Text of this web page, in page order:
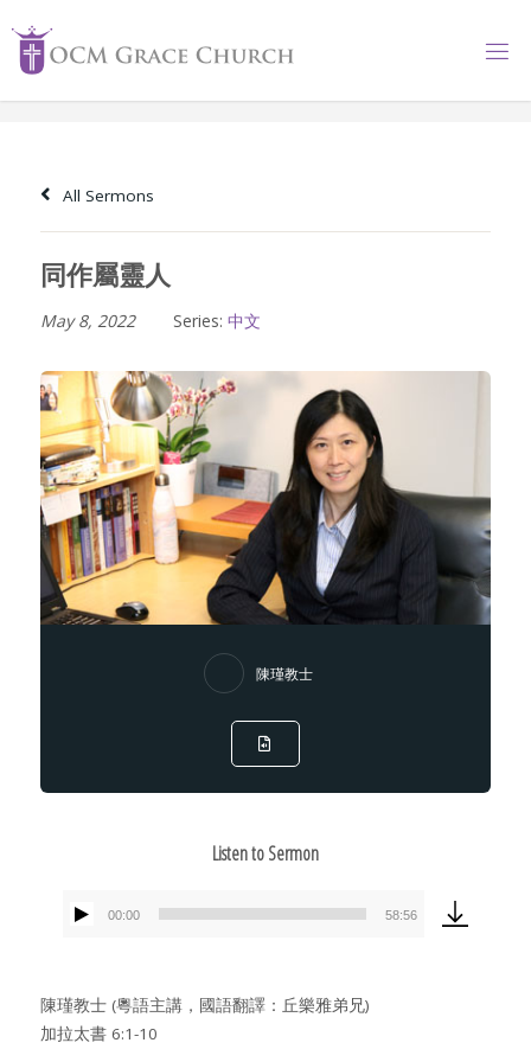
content
All Sermons
同作屬靈人
May 8, 2022 Series: 中文
陳瑾教士
Listen to Sermon
Audio
00:00 58:56
陳瑾教士 (粵語主講，國語翻譯：丘樂雅弟兄)
加拉太書 6:1-10